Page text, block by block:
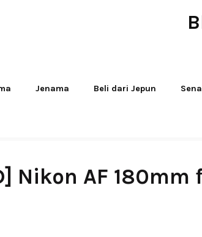
Jenama Beli dari Jepun
Nikon AF 180mm